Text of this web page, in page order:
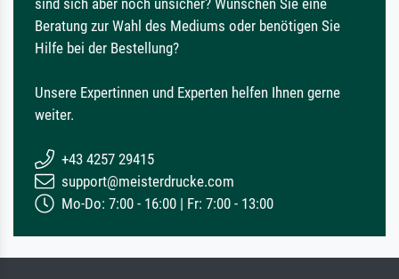
sind sich aber noch unsicher? Wünschen Sie eine
Beratung zur Wahl des Mediums oder benötigen Sie
Hilfe bei der Bestellung?
Unsere Expertinnen und Experten helfen Ihnen gerne
weiter.
+43 4257 29415
support@meisterdrucke.com
Mo-Do: 7:00 - 16:00 | Fr: 7:00 - 13:00